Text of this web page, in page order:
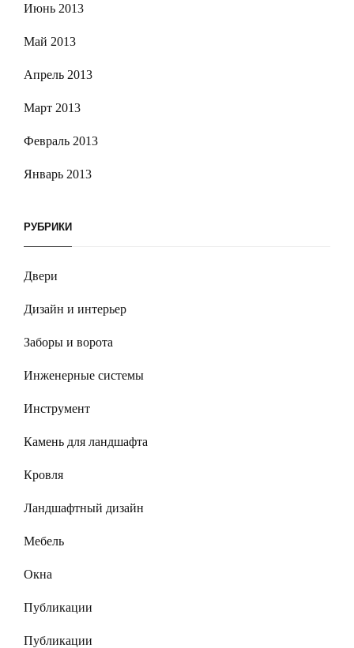
Июнь 2013
Май 2013
Апрель 2013
Март 2013
Февраль 2013
Январь 2013
РУБРИКИ
Двери
Дизайн и интерьер
Заборы и ворота
Инженерные системы
Инструмент
Камень для ландшафта
Кровля
Ландшафтный дизайн
Мебель
Окна
Публикации
Публикации